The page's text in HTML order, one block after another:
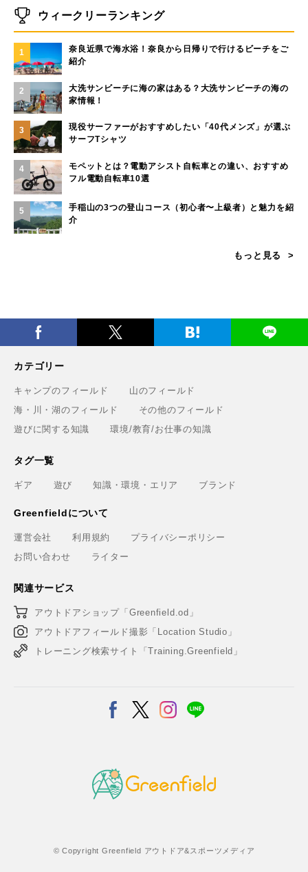
ウィークリーランキング
1
奈良近県で海水浴！奈良から日帰りで行けるビーチをご
紹介
2
大洗サンビーチに海の家はある？大洗サンビーチの海の
家情報！
3
現役サーファーがおすすめしたい「40代メンズ」が選ぶ
サーフTシャツ
4
モペットとは？電動アシスト自転車との違い、おすすめ
フル電動自転車10選
5
手稲山の3つの登山コース（初心者〜上級者）と魅力を紹
介
もっと見る
カテゴリー
キャンプのフィールド
山のフィールド
海・川・湖のフィールド
その他のフィールド
遊びに関する知識
環境/教育/お仕事の知識
タグ一覧
ギア 遊び 知識・環境・エリア ブランド
Greenfieldについて
運営会社 利用規約
プライバシーポリシー
お問い合わせ
ライター
関連サービス
アウトドアショップ「Greenfield.od」
アウトドアフィールド撮影「Location Studio」
トレーニング検索サイト「Training.Greenfield」
© Copyright Greenfield アウトドア&スポーツメディア